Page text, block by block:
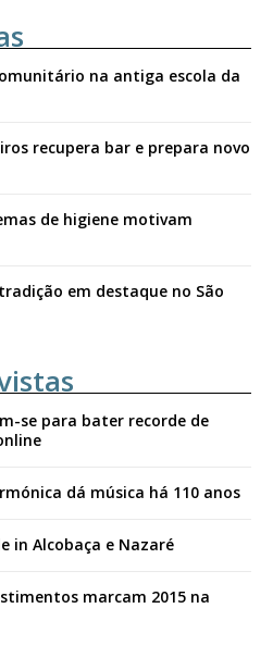
na antiga escola da
recupera bar e prepara novo
de higiene motivam
em destaque no São
se para bater recorde de
dá música há 110 anos
in Alcobaça e Nazaré
marcam 2015 na